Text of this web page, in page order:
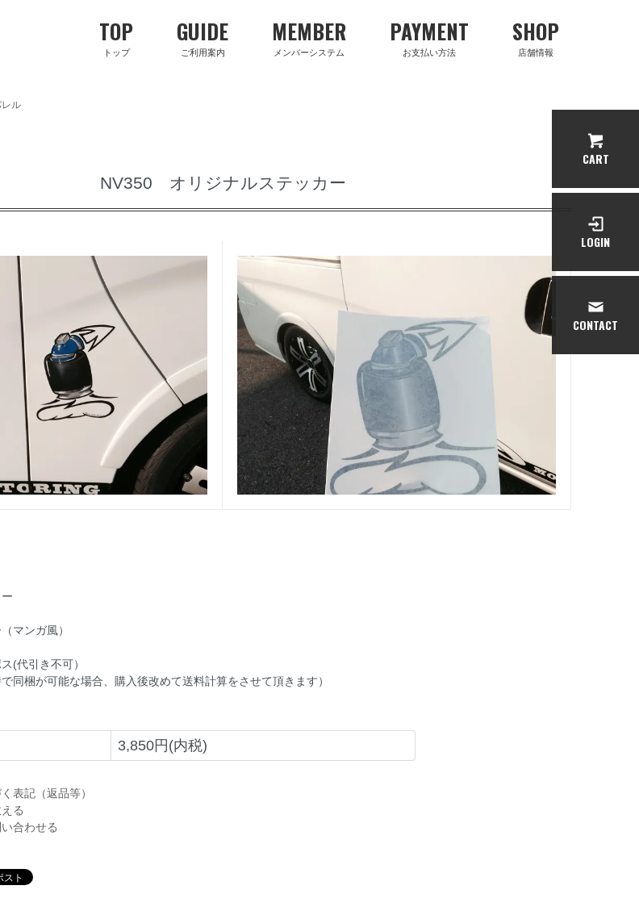
TOP
トップ
GUIDE
ご利用案内
MEMBER
メンバーシステム
PAYMENT
お支払い方法
SHOP
店舗情報
ル
NV350 オリジナルステッカー
ー
マンガ風）
(代引き不可）
で同梱が可能な場合、購入後改めて送料計算をさせて頂きます）
3,850円(内税)
表記（返品等）
る
合わせる
CART
LOGIN
CONTACT